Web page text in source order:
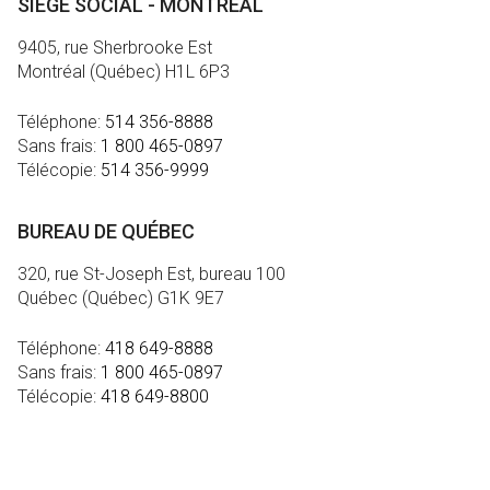
SIÈGE SOCIAL - MONTRÉAL
9405, rue Sherbrooke Est
Montréal (Québec) H1L 6P3
Téléphone: 514 356-8888
Sans frais: 1 800 465-0897
Télécopie: 514 356-9999
BUREAU DE QUÉBEC
320, rue St-Joseph Est, bureau 100
Québec (Québec) G1K 9E7
Téléphone: 418 649-8888
Sans frais: 1 800 465-0897
Télécopie: 418 649-8800